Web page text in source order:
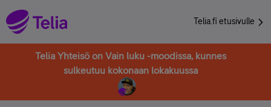
Telia.fi etusivulle
Telia Yhteisö on Vain luku -moodissa, kunnes
sulkeutuu kokonaan lokakuussa